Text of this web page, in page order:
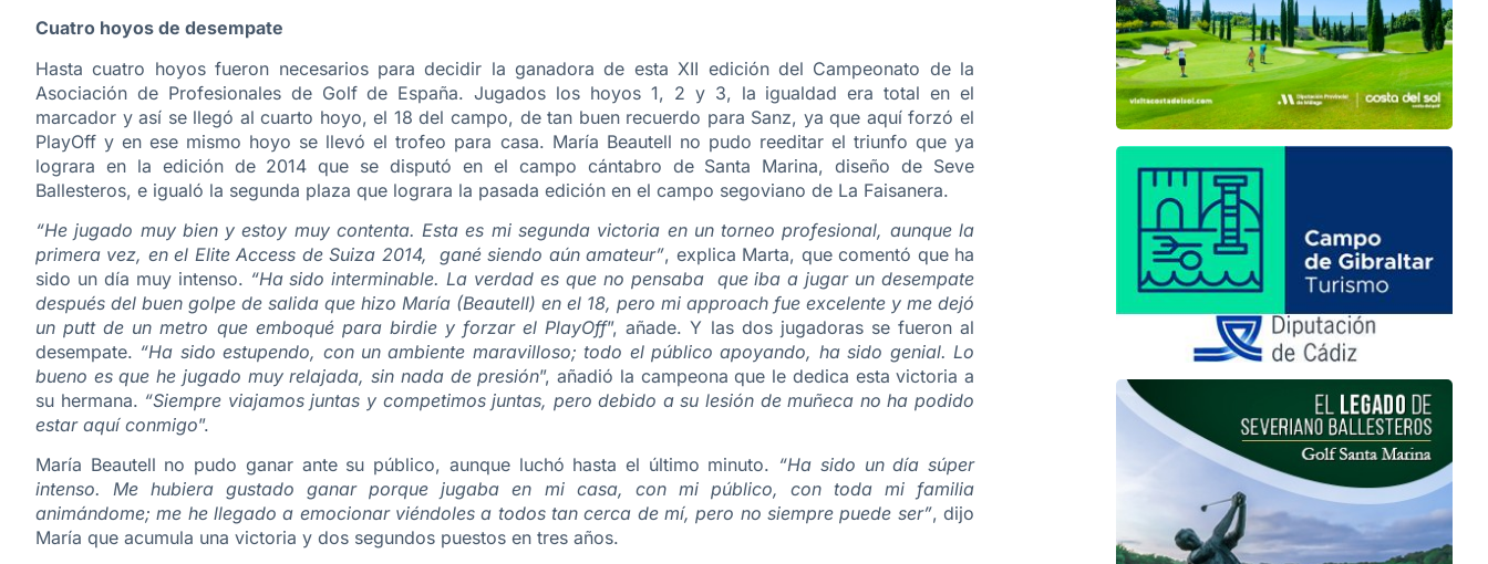
Cuatro hoyos de desempate
Hasta cuatro hoyos fueron necesarios para decidir la ganadora de esta XII edición del Campeonato de la
Asociación de Profesionales de Golf de España. Jugados los hoyos 1, 2 y 3, la igualdad era total en el
marcador y así se llegó al cuarto hoyo, el 18 del campo, de tan buen recuerdo para Sanz, ya que aquí forzó el
PlayOff y en ese mismo hoyo se llevó el trofeo para casa. María Beautell no pudo reeditar el triunfo que ya
lograra en la edición de 2014 que se disputó en el campo cántabro de Santa Marina, diseño de Seve
Ballesteros, e igualó la segunda plaza que lograra la pasada edición en el campo segoviano de La Faisanera.
“He jugado muy bien y estoy muy contenta. Esta es mi segunda victoria en un torneo profesional, aunque la
primera vez, en el Elite Access de Suiza 2014, gané siendo aún amateur”, explica Marta, que comentó que ha
sido un día muy intenso. “Ha sido interminable. La verdad es que no pensaba que iba a jugar un desempate
después del buen golpe de salida que hizo María (Beautell) en el 18, pero mi approach fue excelente y me dejó
un putt de un metro que emboqué para birdie y forzar el PlayOff”, añade. Y las dos jugadoras se fueron al
desempate. “Ha sido estupendo, con un ambiente maravilloso; todo el público apoyando, ha sido genial. Lo
bueno es que he jugado muy relajada, sin nada de presión”, añadió la campeona que le dedica esta victoria a
su hermana. “Siempre viajamos juntas y competimos juntas, pero debido a su lesión de muñeca no ha podido
estar aquí conmigo”.
María Beautell no pudo ganar ante su público, aunque luchó hasta el último minuto. “Ha sido un día súper
intenso. Me hubiera gustado ganar porque jugaba en mi casa, con mi público, con toda mi familia
animándome; me he llegado a emocionar viéndoles a todos tan cerca de mí, pero no siempre puede ser”, dijo
María que acumula una victoria y dos segundos puestos en tres años.